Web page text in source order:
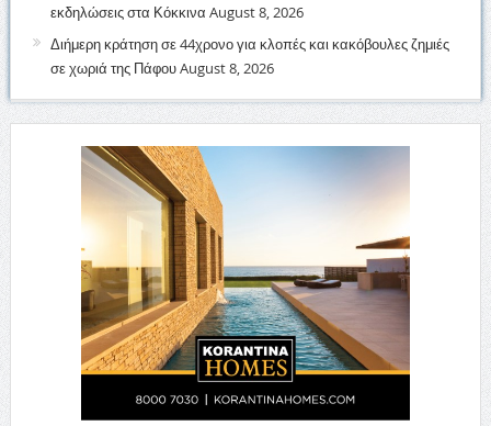
εκδηλώσεις στα Κόκκινα August 8, 2026
Διήμερη κράτηση σε 44χρονο για κλοπές και κακόβουλες ζημιές
σε χωριά της ΠάφουAugust 8, 2026